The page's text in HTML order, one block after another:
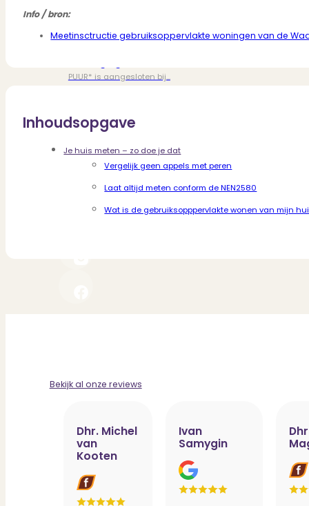
Dit zeggen klanten over ons
Partners
PUUR* is aangesloten bij...
Info / bron:
Meetinsctructie gebruiksoppervlakte woningen van de
Inhoudsopgave
Je huis meten – zo doe je dat
Vergelijk geen appels met peren
Laat altijd meten conform de NEN2580
Wat is de gebruiksopppervlakte wonen van mijn
Bekijk al onze reviews
Dhr. Michel
van
Kooten
Ivan
Samygin